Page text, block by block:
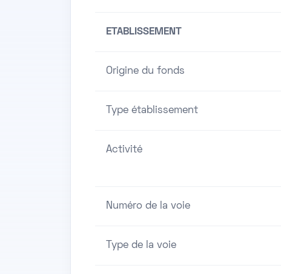
ETABLISSEMENT
Origine du fonds
Type établissement
Activité
Numéro de la voie
Type de la voie